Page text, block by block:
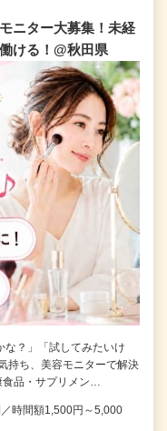
ニター大募集！未経
ける！@秋田県
な？」「試してみたいけ
持ち、美容モニターで解決
品・サプリメン…
時間額1,500円～5,000